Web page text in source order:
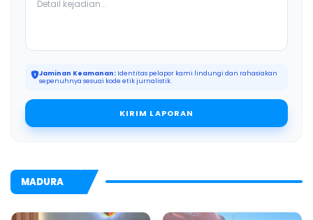
Jaminan Keamanan: Identitas pelapor kami lindungi dan rahasiakan
sepenuhnya sesuai kode etik jurnalistik.
KIRIM LAPORAN
MADURA